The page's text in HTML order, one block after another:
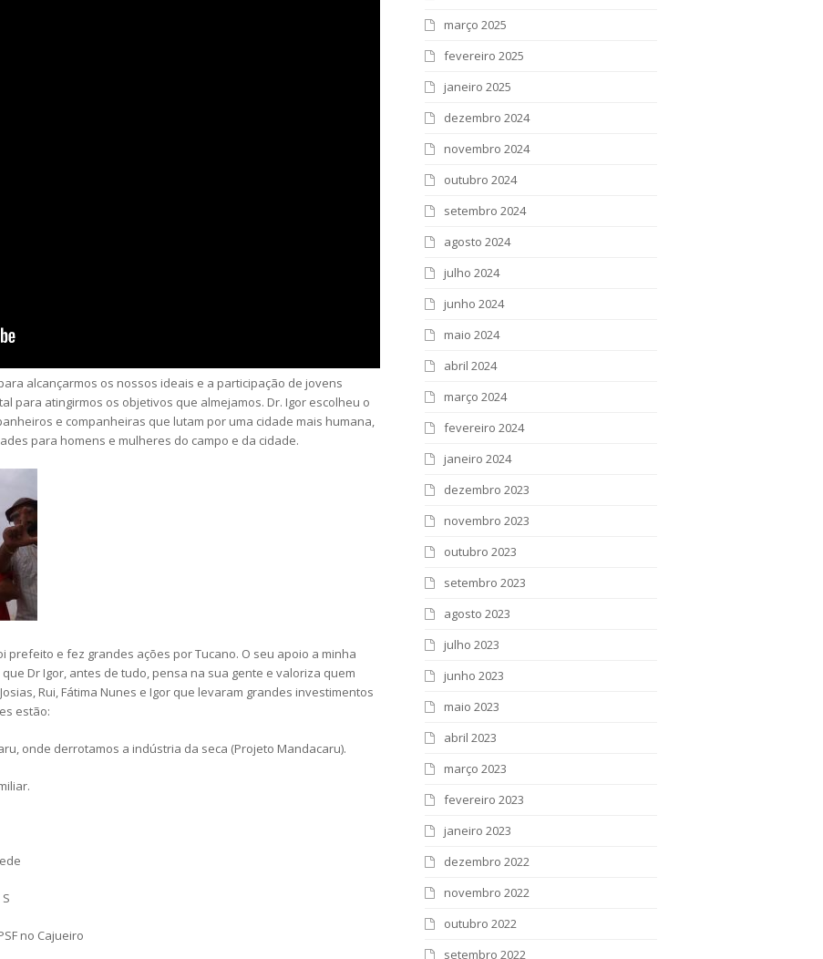
alcançarmos os nossos ideais e a participação de jovens
para atingirmos os objetivos que almejamos. Dr. Igor escolheu o
e companheiras que lutam por uma cidade mais humana,
para homens e mulheres do campo e da cidade.
prefeito e fez grandes ações por Tucano. O seu apoio a minha
Dr Igor, antes de tudo, pensa na sua gente e valoriza quem
Rui, Fátima Nunes e Igor que levaram grandes investimentos
estão:
onde derrotamos a indústria da seca (Projeto Mandacaru).
no Cajueiro
março 2025
fevereiro 2025
janeiro 2025
dezembro 2024
novembro 2024
outubro 2024
setembro 2024
agosto 2024
julho 2024
junho 2024
maio 2024
abril 2024
março 2024
fevereiro 2024
janeiro 2024
dezembro 2023
novembro 2023
outubro 2023
setembro 2023
agosto 2023
julho 2023
junho 2023
maio 2023
abril 2023
março 2023
fevereiro 2023
janeiro 2023
dezembro 2022
novembro 2022
outubro 2022
setembro 2022